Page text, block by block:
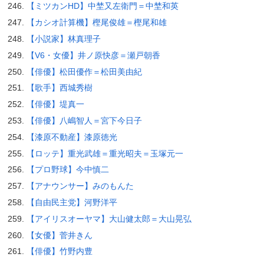
【ミツカンHD】中埜又左衛門＝中埜和英
【カシオ計算機】樫尾俊雄＝樫尾和雄
【小説家】林真理子
【V6・女優】井ノ原快彦＝瀬戸朝香
【俳優】松田優作＝松田美由紀
【歌手】西城秀樹
【俳優】堤真一
【俳優】八嶋智人＝宮下今日子
【漆原不動産】漆原徳光
【ロッテ】重光武雄＝重光昭夫＝玉塚元一
【プロ野球】今中慎二
【アナウンサー】みのもんた
【自由民主党】河野洋平
【アイリスオーヤマ】大山健太郎＝大山晃弘
【女優】菅井きん
【俳優】竹野内豊